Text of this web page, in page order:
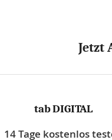
Jetzt
tab DIGITAL
14 Tage kostenlos